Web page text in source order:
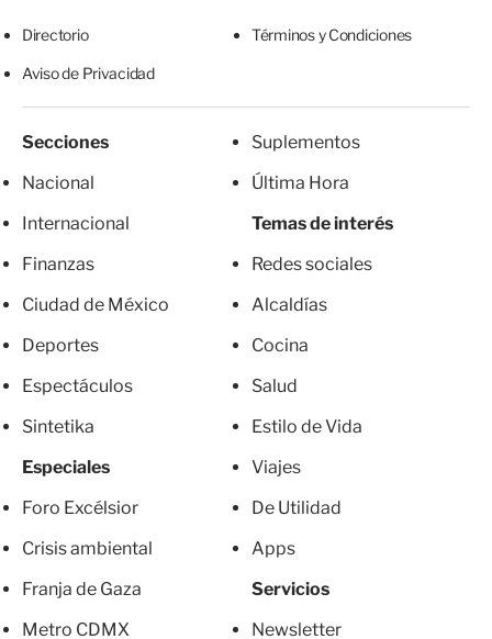
Directorio Términos y Condiciones
Aviso de Privacidad
Secciones
Nacional
Internacional
Finanzas
Ciudad de México
Deportes
Espectáculos
Sintetika
Especiales
Foro Excélsior
Crisis ambiental
Franja de Gaza
Metro CDMX
Suplementos
Última Hora
Temas de interés
Redes sociales
Alcaldías
Cocina
Salud
Estilo de Vida
Viajes
De Utilidad
Apps
Servicios
Newsletter